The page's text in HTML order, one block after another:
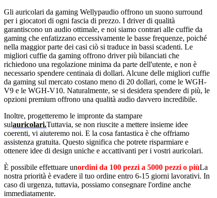
Gli auricolari da gaming Wellypaudio offrono un suono surround
per i giocatori di ogni fascia di prezzo. I driver di qualità
garantiscono un audio ottimale, e noi siamo contrari alle cuffie da
gaming che enfatizzano eccessivamente le basse frequenze, poiché
nella maggior parte dei casi ciò si traduce in bassi scadenti. Le
migliori cuffie da gaming offrono driver più bilanciati che
richiedono una regolazione minima da parte dell'utente, e non è
necessario spendere centinaia di dollari. Alcune delle migliori cuffie
da gaming sul mercato costano meno di 20 dollari, come le WGH-
V9 e le WGH-V10. Naturalmente, se si desidera spendere di più, le
opzioni premium offrono una qualità audio davvero incredibile.
Inoltre, progetteremo le impronte da stampare
sulauricolari.Tuttavia, se non riuscite a mettere insieme idee
coerenti, vi aiuteremo noi. E la cosa fantastica è che offriamo
assistenza gratuita. Questo significa che potrete risparmiare e
ottenere idee di design uniche e accattivanti per i vostri auricolari.
È possibile effettuare unordini da 100 pezzi a 5000 pezzi o piùLa
nostra priorità è evadere il tuo ordine entro 6-15 giorni lavorativi. In
caso di urgenza, tuttavia, possiamo consegnare l'ordine anche
immediatamente.